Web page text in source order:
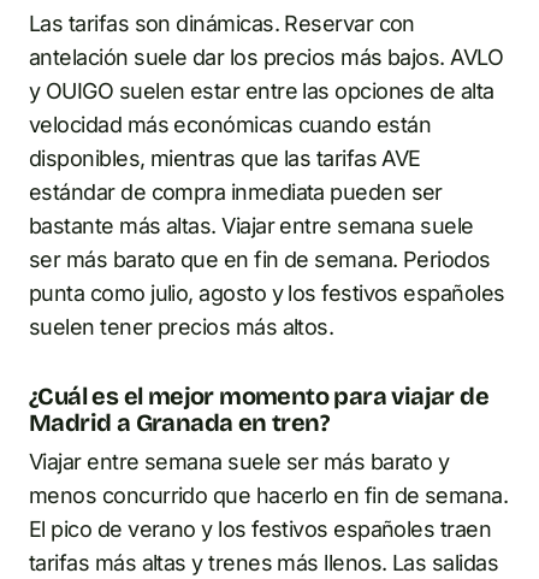
Las tarifas son dinámicas. Reservar con
antelación suele dar los precios más bajos. AVLO
y OUIGO suelen estar entre las opciones de alta
velocidad más económicas cuando están
disponibles, mientras que las tarifas AVE
estándar de compra inmediata pueden ser
bastante más altas. Viajar entre semana suele
ser más barato que en fin de semana. Periodos
punta como julio, agosto y los festivos españoles
suelen tener precios más altos.
¿Cuál es el mejor momento para viajar de
Madrid a Granada en tren?
Viajar entre semana suele ser más barato y
menos concurrido que hacerlo en fin de semana.
El pico de verano y los festivos españoles traen
tarifas más altas y trenes más llenos. Las salidas